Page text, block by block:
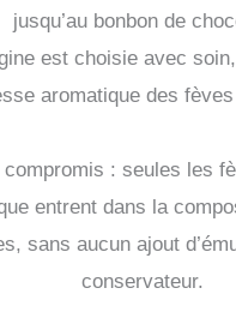
jusqu’au bonbon de
est choisie avec
aromatique des
: seules les
entrent dans la
sans aucun ajout
conservateur.